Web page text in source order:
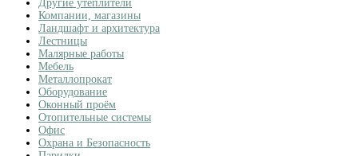
Другие утеплители
Компании, магазины
Ландшафт и архитектура
Лестницы
Малярные работы
Мебель
Металлопрокат
Оборудование
Оконный проём
Отопительные системы
Офис
Охрана и Безопасность